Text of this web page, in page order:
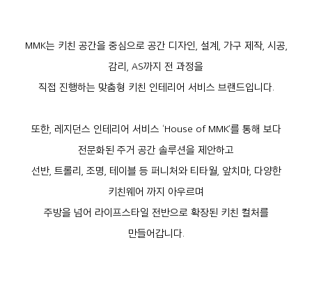
MMK는 키친 공간을 중심으로 공간 디자인, 설계, 가구 제작, 시공,
감리, AS까지 전 과정을
직접 진행하는 맞춤형 키친 인테리어 서비스 브랜드입니다.
또한, 레지던스 인테리어 서비스 ‘House of MMK’를 통해 보다
전문화된 주거 공간 솔루션을 제안하고
선반, 트롤리, 조명, 테이블 등 퍼니처와 티타월, 앞치마, 다양한
키친웨어 까지 아우르며
주방을 넘어 라이프스타일 전반으로 확장된 키친 컬처를
만들어갑니다.